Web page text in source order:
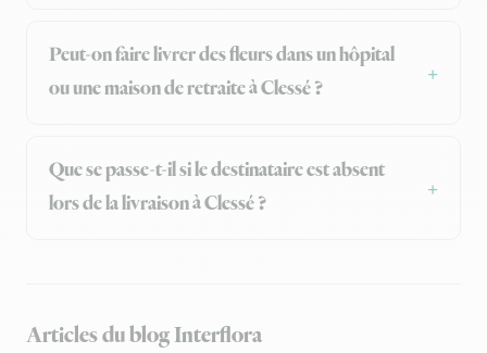
Peut-on faire livrer des fleurs dans un hôpital
ou une maison de retraite à Clessé ?
Que se passe-t-il si le destinataire est absent
lors de la livraison à Clessé ?
Articles du blog Interflora